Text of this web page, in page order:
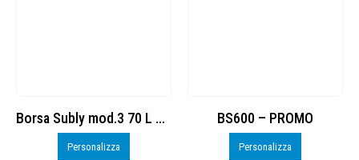
Borsa Subly mod.3 70 L cod. 8374965 BS600 – PROMO